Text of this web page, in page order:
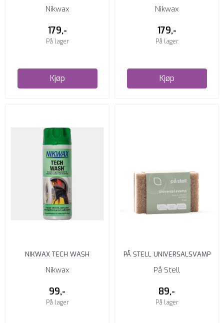
Nikwax
179,-
På lager
Kjøp
IMPREGNERING
Nikwax
179,-
På lager
Kjøp
NIKWAX TECH WASH
Nikwax
99,-
På lager
PÅ STELL UNIVERSALSVAMP
På Stell
89,-
På lager